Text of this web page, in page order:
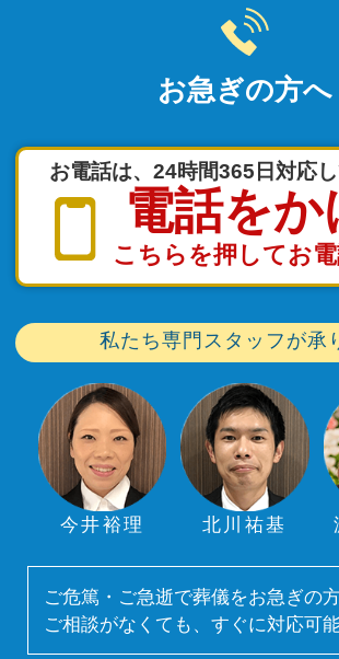
お急ぎの方へ
お電話は、24時間365日対応
電話をか
こちらを押してお
私たち専門スタッフが承
今井裕理 北川祐基
ご危篤・ご急逝で葬儀をお急ぎの
ご相談がなくても、すぐに対応可能